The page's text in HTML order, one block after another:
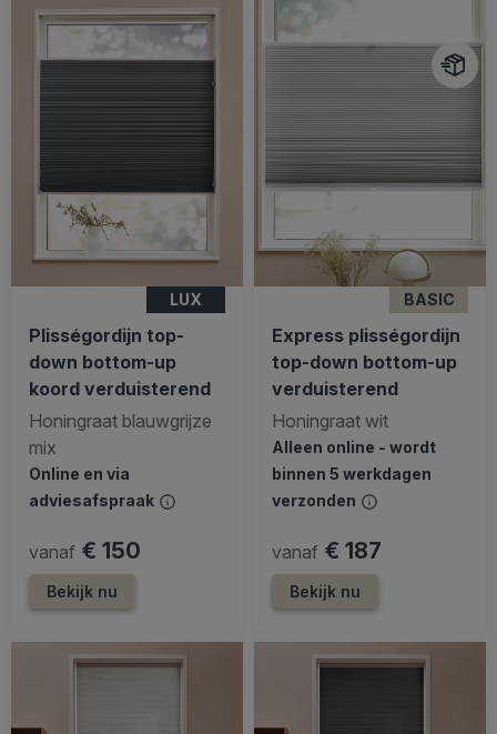
LUX
Plisségordijn top-
down bottom-up
koord verduisterend
Honingraat blauwgrijze
mix
Online en via
adviesafspraak
vanaf € 150
Bekijk nu
BASIC
Express plisségordijn
top-down bottom-up
verduisterend
Honingraat wit
Alleen online - wordt
binnen 5 werkdagen
verzonden
vanaf € 187
Bekijk nu